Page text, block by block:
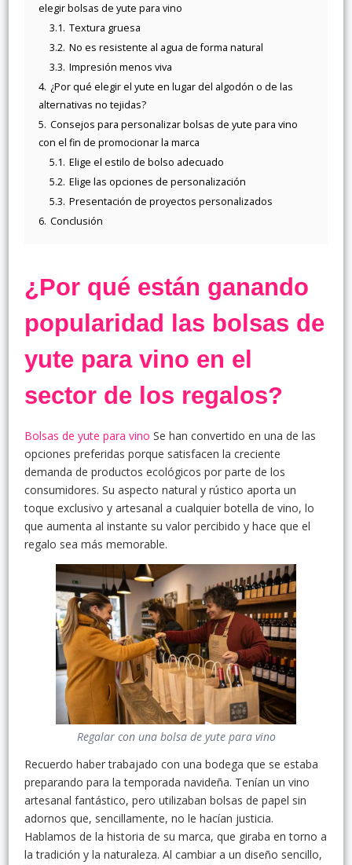
elegir bolsas de yute para vino
3.1. Textura gruesa
3.2. No es resistente al agua de forma natural
3.3. Impresión menos viva
4. ¿Por qué elegir el yute en lugar del algodón o de las
alternativas no tejidas?
5. Consejos para personalizar bolsas de yute para vino
con el fin de promocionar la marca
5.1. Elige el estilo de bolso adecuado
5.2. Elige las opciones de personalización
5.3. Presentación de proyectos personalizados
6. Conclusión
¿Por qué están ganando
popularidad las bolsas de
yute para vino en el
sector de los regalos?
Bolsas de yute para vino Se han convertido en una de las
opciones preferidas porque satisfacen la creciente
demanda de productos ecológicos por parte de los
consumidores. Su aspecto natural y rústico aporta un
toque exclusivo y artesanal a cualquier botella de vino, lo
que aumenta al instante su valor percibido y hace que el
regalo sea más memorable.
Regalar con una bolsa de yute para vino
Recuerdo haber trabajado con una bodega que se estaba
preparando para la temporada navideña. Tenían un vino
artesanal fantástico, pero utilizaban bolsas de papel sin
adornos que, sencillamente, no le hacían justicia.
Hablamos de la historia de su marca, que giraba en torno a
la tradición y la naturaleza. Al cambiar a un diseño sencillo,